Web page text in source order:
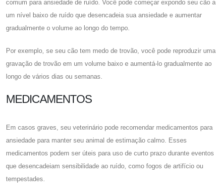
comum para ansiedade de ruído. Você pode começar expondo seu cão a
um nível baixo de ruído que desencadeia sua ansiedade e aumentar
gradualmente o volume ao longo do tempo.
Por exemplo, se seu cão tem medo de trovão, você pode reproduzir uma
gravação de trovão em um volume baixo e aumentá-lo gradualmente ao
longo de vários dias ou semanas.
MEDICAMENTOS
Em casos graves, seu veterinário pode recomendar medicamentos para
ansiedade para manter seu animal de estimação calmo. Esses
medicamentos podem ser úteis para uso de curto prazo durante eventos
que desencadeiam sensibilidade ao ruído, como fogos de artifício ou
tempestades.